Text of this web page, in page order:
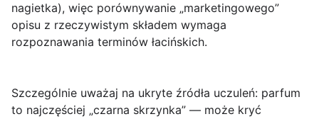
nagietka), więc porównywanie „marketingowego”
opisu z rzeczywistym składem wymaga
rozpoznawania terminów łacińskich.
Szczególnie uważaj na ukryte źródła uczuleń: parfum
to najczęściej „czarna skrzynka” — może kryć